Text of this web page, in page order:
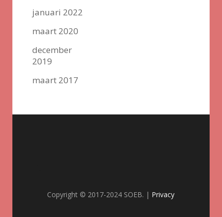
januari 2022
maart 2020
december
2019
maart 2017
Copyright © 2017-2024 SOEB. | Privacy